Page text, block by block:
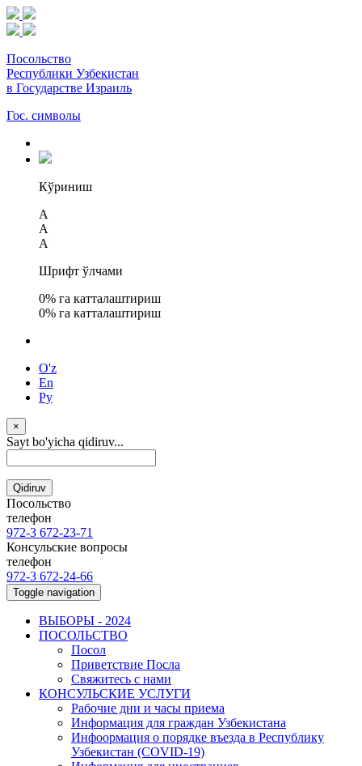
Посольство
Республики Узбекистан
в Государстве Израиль
Гос. символы
Кўриниш
A
A
A
Шрифт ўлчами
0% га катталаштириш
0% га катталаштириш
O'z
En
Ру
×
Sayt bo'yicha qidiruv...
Qidiruv
Посольство
телефон
972-3 672-23-71
Консульские вопросы
телефон
972-3 672-24-66
Toggle navigation
ВЫБОРЫ - 2024
ПОСОЛЬСТВО
Посол
Приветствие Посла
Свяжитесь с нами
КОНСУЛЬСКИЕ УСЛУГИ
Рабочие дни и часы приема
Информация для граждан Узбекистана
Инфоормация о порядке въезда в Республику
Узбекистан (COVID-19)